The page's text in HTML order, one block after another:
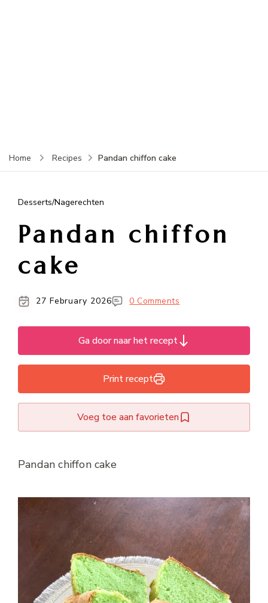
Home Recipes Pandan chiffon cake
Desserts/Nagerechten
Pandan chiffon
cake
27 February 2026 0 Comments
Ga door naar het recept
Print recept
Voeg toe aan favorieten
Pandan chiffon cake